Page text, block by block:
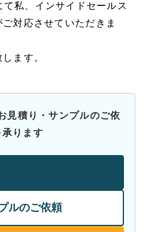
私、インサイドセールス
対応させていただきま
ます。
見積り・サンプルのご依
承ります
ルのご依頼